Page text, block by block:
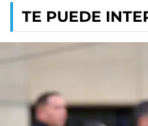
TE PUEDE